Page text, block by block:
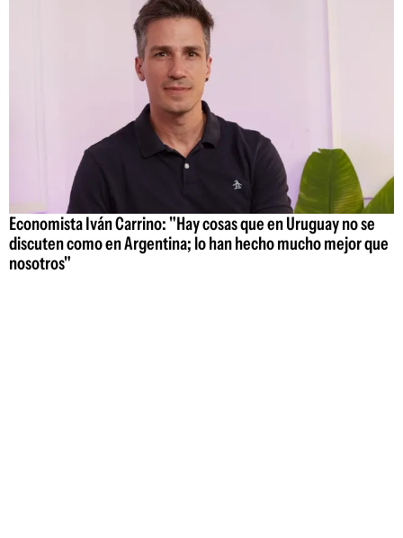
Economista Iván Carrino: "Hay cosas que en Uruguay no se
discuten como en Argentina; lo han hecho mucho mejor que
nosotros"